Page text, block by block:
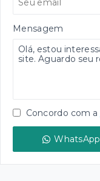
Mensagem
Concordo com a
WhatsApp